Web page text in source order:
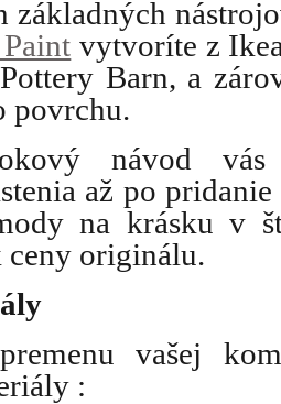
vytvoríte z
Barn, a
povrchu.
návod
až po
na krásku v
ceny originálu.
vašej
: